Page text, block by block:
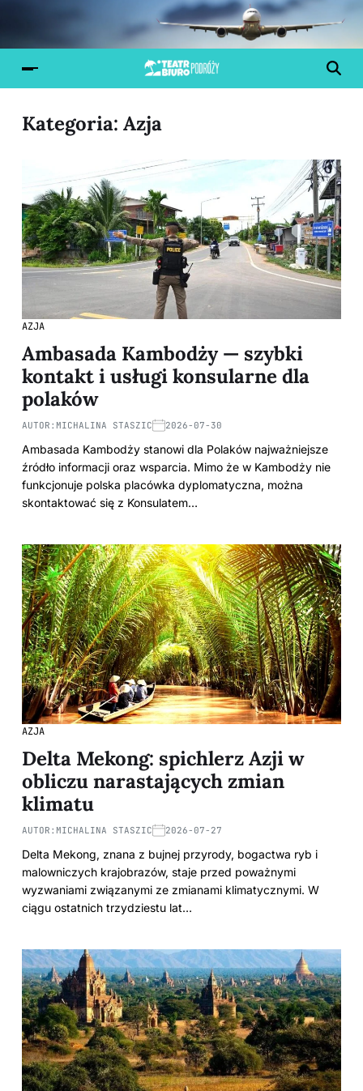
Kategoria: Azja
AZJA
Ambasada Kambodży — szybki
kontakt i usługi konsularne dla
polaków
AUTOR: MICHALINA STASZIC 2026-07-30
Ambasada Kambodży stanowi dla Polaków najważniejsze
źródło informacji oraz wsparcia. Mimo że w Kambodży nie
funkcjonuje polska placówka dyplomatyczna, można
skontaktować się z Konsulatem…
AZJA
Delta Mekong: spichlerz Azji w
obliczu narastających zmian
klimatu
AUTOR: MICHALINA STASZIC 2026-07-27
Delta Mekong, znana z bujnej przyrody, bogactwa ryb i
malowniczych krajobrazów, staje przed poważnymi
wyzwaniami związanymi ze zmianami klimatycznymi. W
ciągu ostatnich trzydziestu lat…